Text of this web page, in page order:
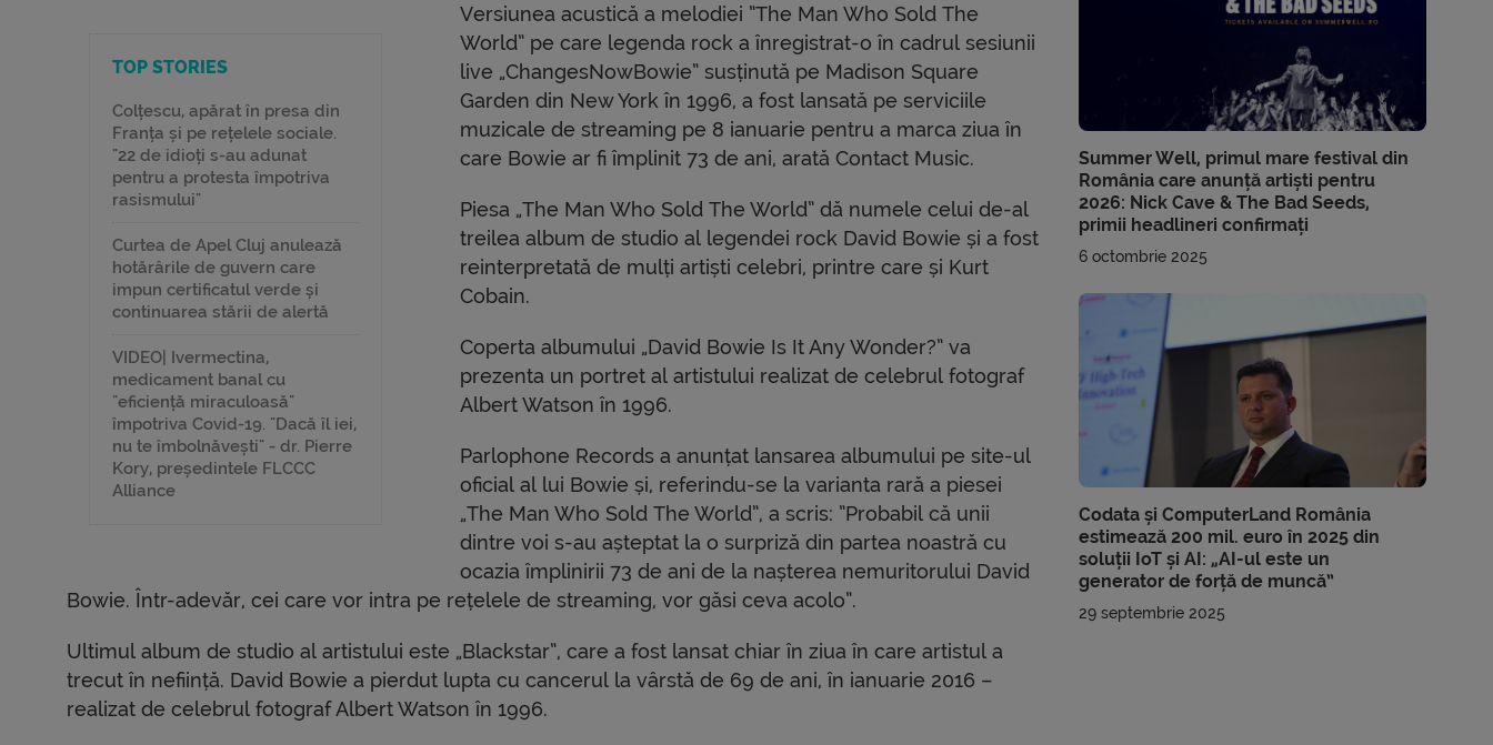
TOP STORIES
Colțescu, apărat în presa din
Franța și pe rețelele sociale.
"22 de idioți s-au adunat
pentru a protesta împotriva
rasismului"
Curtea de Apel Cluj anulează
hotărârile de guvern care
impun certificatul verde și
continuarea stării de alertă
VIDEO| Ivermectina,
medicament banal cu
"eficiență miraculoasă"
împotriva Covid-19. "Dacă îl iei,
nu te îmbolnăvești" - dr. Pierre
Kory, președintele FLCCC
Alliance
Versiunea acustică a melodiei ”The Man Who Sold The
World” pe care legenda rock a înregistrat-o în cadrul sesiunii
live „ChangesNowBowie” susținută pe Madison Square
Garden din New York în 1996, a fost lansată pe serviciile
muzicale de streaming pe 8 ianuarie pentru a marca ziua în
care Bowie ar fi împlinit 73 de ani, arată Contact Music.
Piesa „The Man Who Sold The World” dă numele celui de-al
treilea album de studio al legendei rock David Bowie și a fost
reinterpretată de mulți artiști celebri, printre care și Kurt
Cobain.
Coperta albumului „David Bowie Is It Any Wonder?” va
prezenta un portret al artistului realizat de celebrul fotograf
Albert Watson în 1996.
Parlophone Records a anunțat lansarea albumului pe site-ul
oficial al lui Bowie și, referindu-se la varianta rară a piesei
„The Man Who Sold The World”, a scris: ”Probabil că unii
dintre voi s-au așteptat la o surpriză din partea noastră cu
ocazia împlinirii 73 de ani de la nașterea nemuritorului David
Bowie. Într-adevăr, cei care vor intra pe rețelele de streaming, vor găsi ceva acolo”.
Ultimul album de studio al artistului este „Blackstar”, care a fost lansat chiar în ziua în care artistul a
trecut în neființă. David Bowie a pierdut lupta cu cancerul la vârstă de 69 de ani, în ianuarie 2016 –
realizat de celebrul fotograf Albert Watson în 1996.
Summer Well, primul mare festival din
România care anunță artiști pentru
2026: Nick Cave & The Bad Seeds,
primii headlineri confirmați
6 octombrie 2025
Codata și ComputerLand România
estimează 200 mil. euro în 2025 din
soluții IoT și AI: „AI-ul este un
generator de forță de muncă”
29 septembrie 2025